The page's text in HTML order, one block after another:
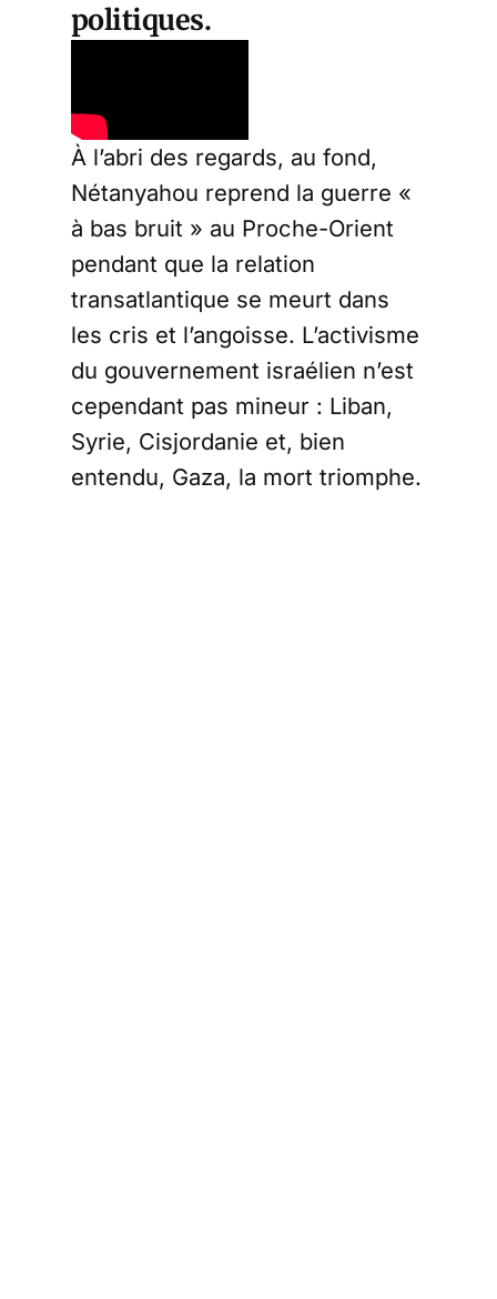
politiques.
À l’abri des regards, au fond,
Nétanyahou reprend la guerre «
à bas bruit » au Proche-Orient
pendant que la relation
transatlantique se meurt dans
les cris et l’angoisse. L’activisme
du gouvernement israélien n’est
cependant pas mineur : Liban,
Syrie, Cisjordanie et, bien
entendu, Gaza, la mort triomphe.